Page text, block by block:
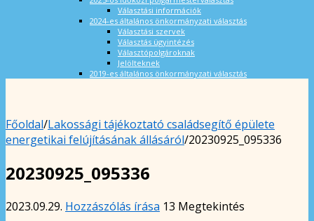
Választási információk
2024-es általános önkormányzati választás
Választási szervek
Választás ügyintézés
Választópolgároknak
Jelölteknek
2019-es általános önkormányzati választás
Főoldal/Lakossági tájékoztató családsegítő épülete
energetikai felújításának állásáról/20230925_095336
20230925_095336
2023.09.29. Hozzászólás írása 13 Megtekintés